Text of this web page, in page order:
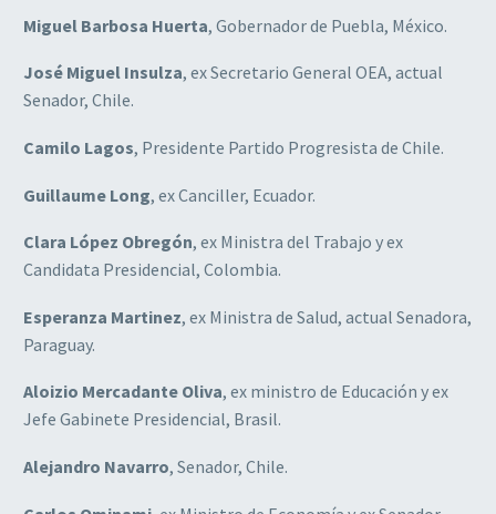
Miguel Barbosa Huerta, Gobernador de Puebla, México.
José Miguel Insulza, ex Secretario General OEA, actual
Senador, Chile.
Camilo Lagos, Presidente Partido Progresista de Chile.
Guillaume Long, ex Canciller, Ecuador.
Clara López Obregón, ex Ministra del Trabajo y ex
Candidata Presidencial, Colombia.
Esperanza Martinez, ex Ministra de Salud, actual Senadora,
Paraguay.
Aloizio Mercadante Oliva, ex ministro de Educación y ex
Jefe Gabinete Presidencial, Brasil.
Alejandro Navarro, Senador, Chile.